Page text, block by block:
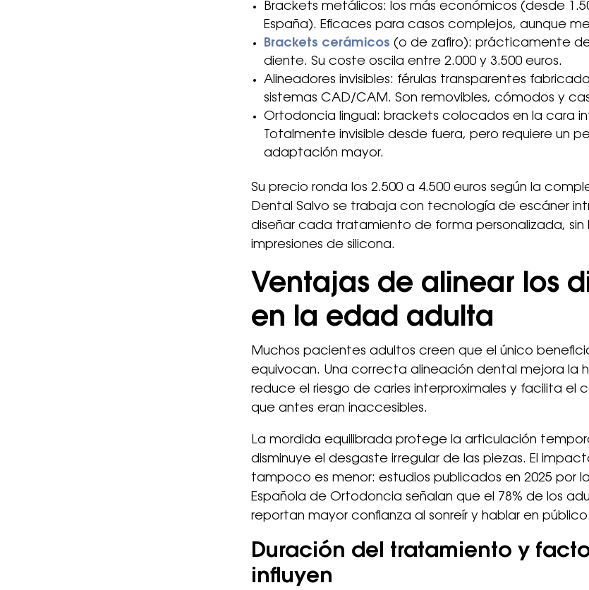
Brackets metálicos: los más económicos (desde
España). Eficaces para casos complejos, aunque
Brackets cerámicos (o de zafiro): prácticamente
diente. Su coste oscila entre 2.000 y 3.500 euros.
Alineadores invisibles: férulas transparentes
sistemas CAD/CAM. Son removibles, cómodos y
Ortodoncia lingual: brackets colocados en la cara
Totalmente invisible desde fuera, pero requiere un
adaptación mayor.
Su precio ronda los 2.500 a 4.500 euros según la
Dental Salvo se trabaja con tecnología de escáner
diseñar cada tratamiento de forma personalizada, sin
impresiones de silicona.
Ventajas de alinear los
en la edad adulta
Muchos pacientes adultos creen que el único
equivocan. Una correcta alineación dental mejora la
reduce el riesgo de caries interproximales y facilita el
que antes eran inaccesibles.
La mordida equilibrada protege la articulación
disminuye el desgaste irregular de las piezas. El
tampoco es menor: estudios publicados en 2025 por
Española de Ortodoncia señalan que el 78% de los
reportan mayor confianza al sonreír y hablar en público.
Duración del tratamiento y
influyen